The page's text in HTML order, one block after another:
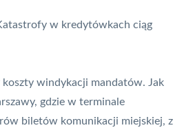
w kredytówkach ciąg
koszty windykacji mandatów. Jak
gdzie w terminale
biletów komunikacji miejskiej, z